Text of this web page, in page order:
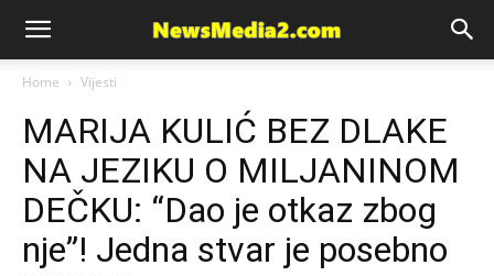
News
Media
Home Vijesti
MARIJA KULIĆ BEZ DLAKE
NA JEZIKU O MILJANINOM
DEČKU: “Dao je otkaz zbog
nje”! Jedna stvar je posebno